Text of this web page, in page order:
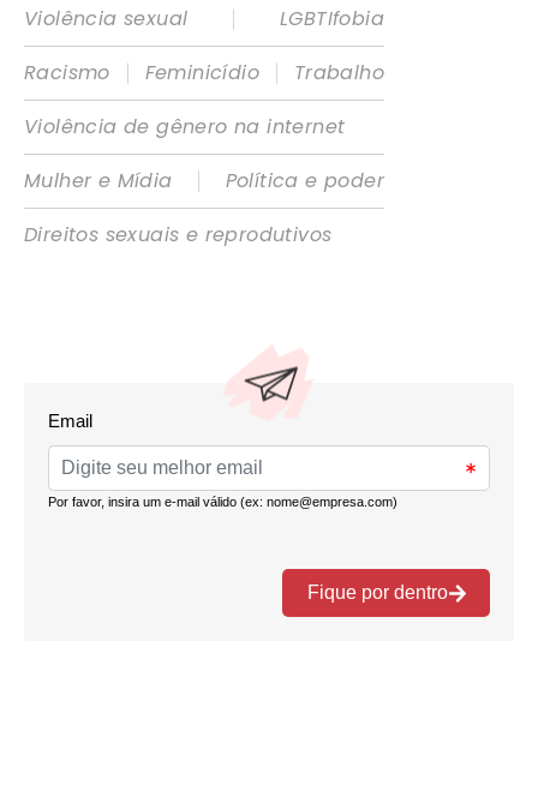
Violência sexual
|
LGBTIfobia
Racismo
| Feminicídio |
Trabalho
Violência de gênero na internet
Mulher e Mídia
|
Política e poder
Direitos sexuais e reprodutivos